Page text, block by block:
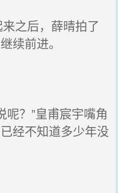
之后，薛晴拍了
续前进。
？”皇甫宸宇嘴角
经不知道多少年没